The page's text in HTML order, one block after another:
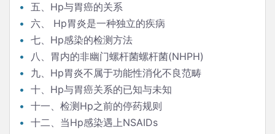
五、Hp与胃癌的关系
六、 Hp胃炎是一种独立的疾病
七、Hp感染的检测方法
八、胃内的非幽门螺杆菌螺杆菌(NHPH)
九、Hp胃炎不属于功能性消化不良范畴
十、Hp与胃癌关系的已知与未知
十一、检测Hp之前的停药规则
十二、当Hp感染遇上NSAIDs